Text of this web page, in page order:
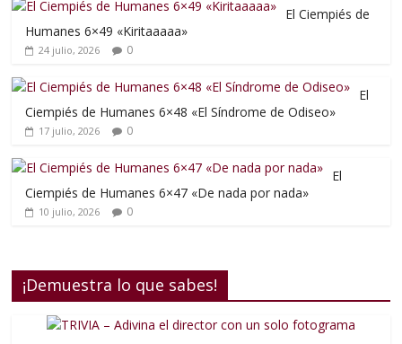
El Ciempiés de
Humanes 6×49 «Kiritaaaaa»
24 julio, 2026 0
El
Ciempiés de Humanes 6×48 «El Síndrome de Odiseo»
17 julio, 2026 0
El
Ciempiés de Humanes 6×47 «De nada por nada»
10 julio, 2026 0
¡Demuestra lo que sabes!